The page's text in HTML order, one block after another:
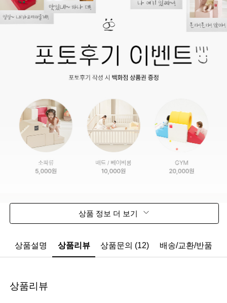
상품 정보 더 보기
상품설명 상품리뷰 상품문의 (12) 배송/교환/반품
상품리뷰